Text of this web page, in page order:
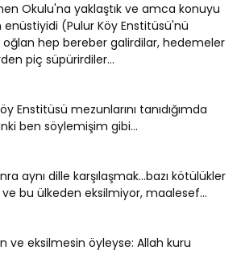
Okulu'na yaklaştık ve amca konuyu
enüstiyidi (Pulur Köy Enstitüsü'nü
oğlan hep bereber galirdilar, hedemeler
piç süpürirdiler...
Enstitüsü mezunlarını tanıdığımda
ben söylemişim gibi...
aynı dille karşılaşmak...bazı kötülükler
bu ülkeden eksilmiyor, maalesef...
ve eksilmesin öyleyse: Allah kuru